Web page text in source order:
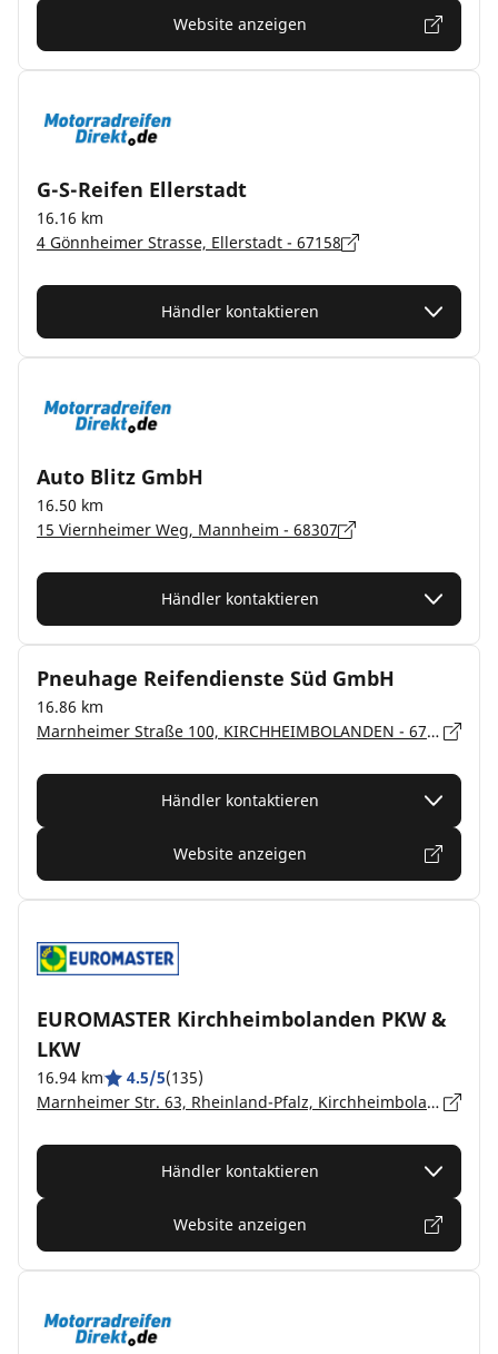
Website anzeigen
G-S-Reifen Ellerstadt
16.16 km
4 Gönnheimer Strasse, Ellerstadt - 67158
Händler kontaktieren
Auto Blitz GmbH
16.50 km
15 Viernheimer Weg, Mannheim - 68307
Händler kontaktieren
Pneuhage Reifendienste Süd GmbH
16.86 km
Marnheimer Straße 100, KIRCHHEIMBOLANDEN - 67292
Händler kontaktieren
Website anzeigen
EUROMASTER Kirchheimbolanden PKW &
LKW
16.94 km 4.5/5(135)
Marnheimer Str. 63, Rheinland-Pfalz, Kirchheimbolanden - 67292
Händler kontaktieren
Website anzeigen